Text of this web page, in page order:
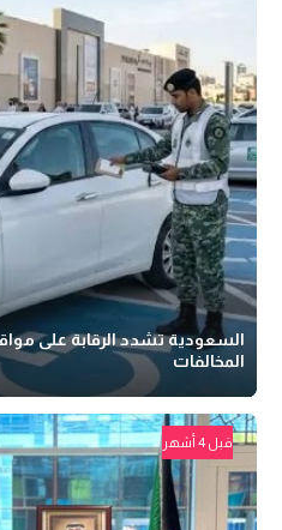
السعودية تشدد الرقابة على
المخالفات
قبل 4 أشهر